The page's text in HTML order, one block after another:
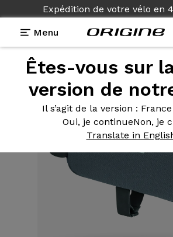
Expédition de votre vélo en
Menu
Êtes-vous sur
version de
Il s’agit de la version :
Oui, je continueNon, je
Translate in
Equipements>Sacoche sur cadre